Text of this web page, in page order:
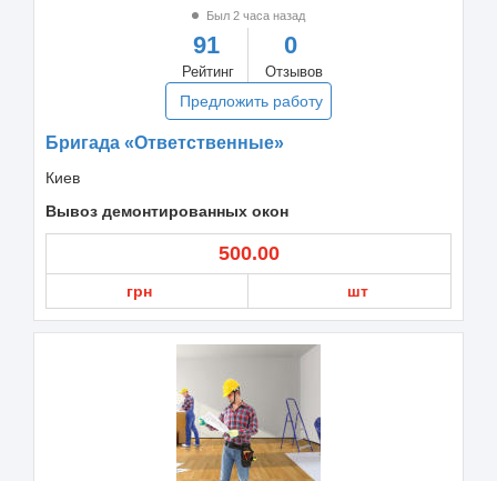
Был 2 часа назад
91
Рейтинг
0
Отзывов
Предложить работу
Бригада «Ответственные»
Киев
Вывоз демонтированных окон
500.00
грн шт